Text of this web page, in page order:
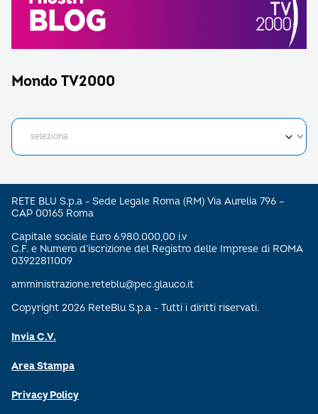
Mondo TV2000
RETE BLU S.p.a - Sede Legale Roma (RM) Via Aurelia 796 –
CAP 00165 Roma
Capitale sociale Euro 6.980.000,00 i.v
C.F. e Numero d’iscrizione del Registro delle Imprese di ROMA
03922811009
amministrazione.reteblu@pec.glauco.it
Copyright 2026 ReteBlu S.p.a - Tutti i diritti riservati.
Invia C.V.
Area Stampa
Privacy Policy